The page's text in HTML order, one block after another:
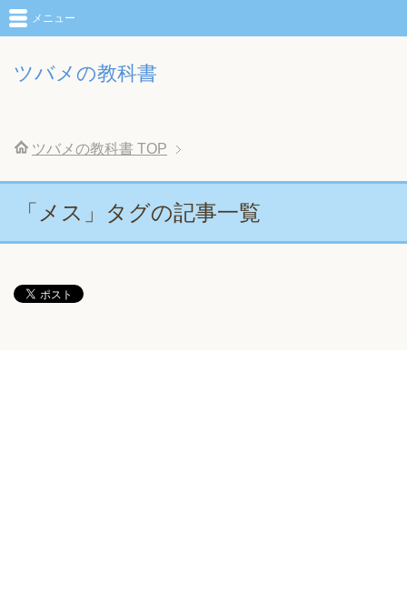
ツバメの教科書
メニュー
ツバメの教科書 TOP
「メス」タグの記事一覧